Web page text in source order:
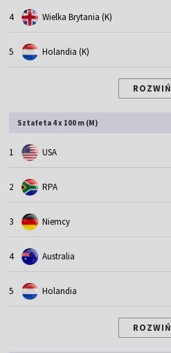
4 Wielka Brytania (K)
5 Holandia (K)
ROZWIŃ
Sztafeta 4 x 100 m (M)
1 USA
2 RPA
3 Niemcy
4 Australia
5 Holandia
ROZWIŃ